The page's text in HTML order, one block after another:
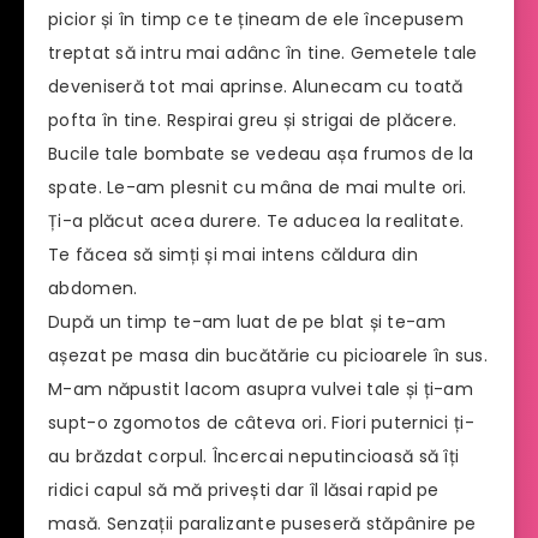
picior și în timp ce te țineam de ele începusem
treptat să intru mai adânc în tine. Gemetele tale
deveniseră tot mai aprinse. Alunecam cu toată
pofta în tine. Respirai greu și strigai de plăcere.
Bucile tale bombate se vedeau așa frumos de la
spate. Le-am plesnit cu mâna de mai multe ori.
Ți-a plăcut acea durere. Te aducea la realitate.
Te făcea să simți și mai intens căldura din
abdomen.
După un timp te-am luat de pe blat și te-am
așezat pe masa din bucătărie cu picioarele în sus.
M-am năpustit lacom asupra vulvei tale și ți-am
supt-o zgomotos de câteva ori. Fiori puternici ți-
au brăzdat corpul. Încercai neputincioasă să îți
ridici capul să mă privești dar îl lăsai rapid pe
masă. Senzații paralizante puseseră stăpânire pe